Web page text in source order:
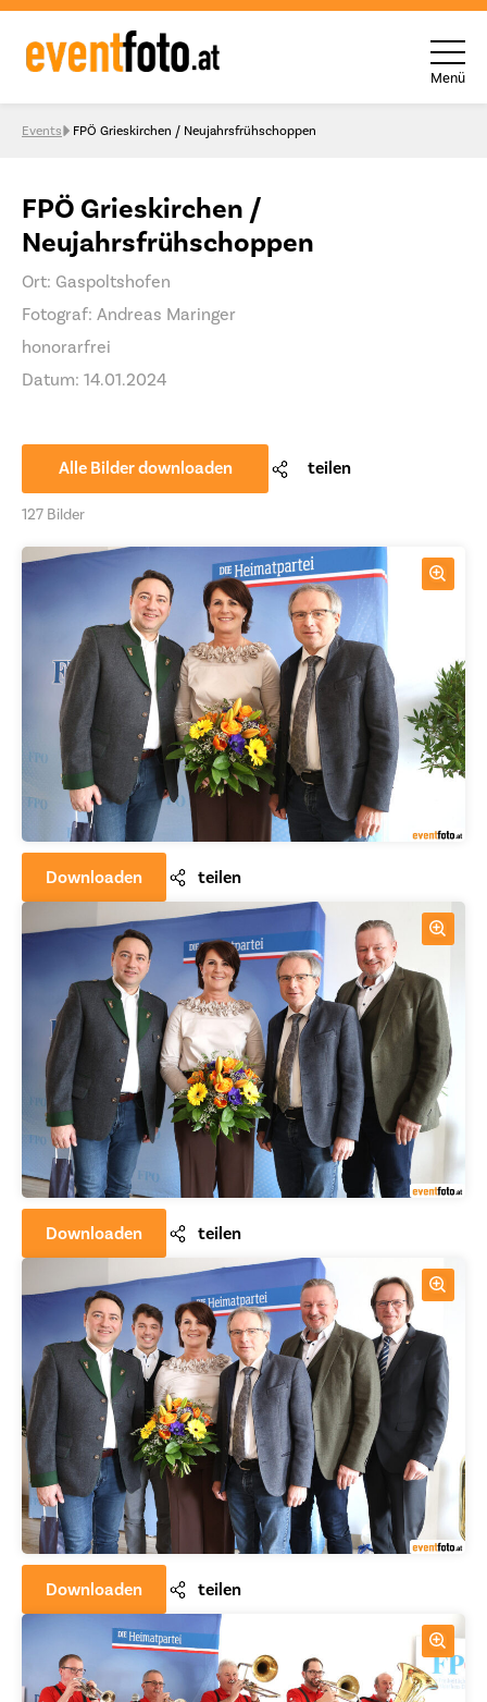
Skip to content
Menü
Events FPÖ Grieskirchen / Neujahrsfrühschoppen
FPÖ Grieskirchen /
Neujahrsfrühschoppen
Ort: Gaspoltshofen
Fotograf: Andreas Maringer
honorarfrei
Datum: 14.01.2024
Alle Bilder downloaden teilen
127 Bilder
Downloaden teilen
Downloaden teilen
Downloaden teilen